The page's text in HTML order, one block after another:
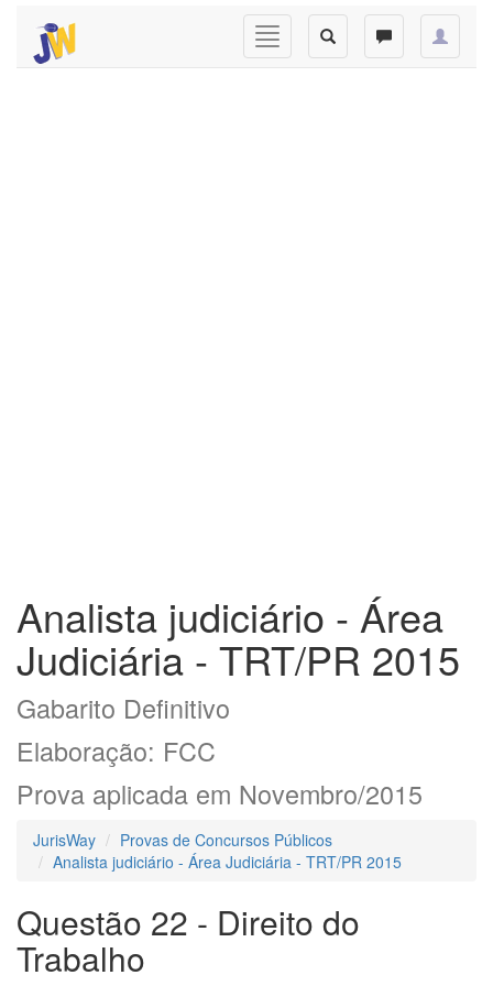
Analista judiciário - Área
Judiciária - TRT/PR 2015
Gabarito Definitivo
Elaboração: FCC
Prova aplicada em Novembro/2015
JurisWay
Provas de Concursos Públicos
Analista judiciário - Área Judiciária - TRT/PR 2015
Questão 22 - Direito do
Trabalho